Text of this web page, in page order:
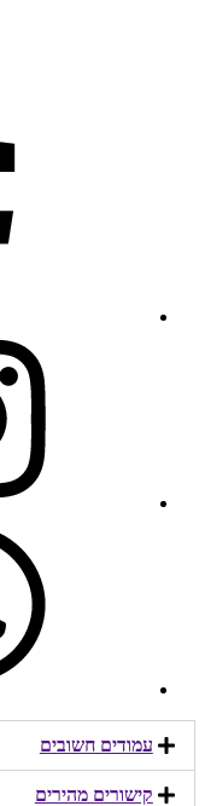
עמודים חשובים
קישורים מהירים​